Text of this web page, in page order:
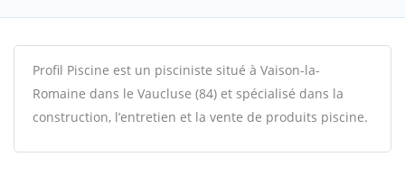
Profil Piscine est un pisciniste situé à Vaison-la-
Romaine dans le Vaucluse (84) et spécialisé dans la
construction, l’entretien et la vente de produits piscine.